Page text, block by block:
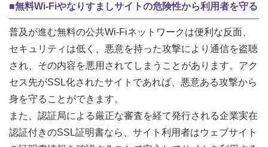
■無料Wi-Fiやなりすましサイトの危険性から利用者を守る
普及が進む無料の公共Wi-Fiネットワークは便利な反面、
セキュリティは低く、悪意を持った攻撃により通信を盗聴
され、その内容を悪用されてしまうことがあります。アク
セス先がSSL化されたサイトであれば、悪意ある攻撃から
身を守ることができます。
また、認証局による厳正な審査を経て発行される企業実在
認証付きのSSL証明書なら、サイト利用者はウェブサイト